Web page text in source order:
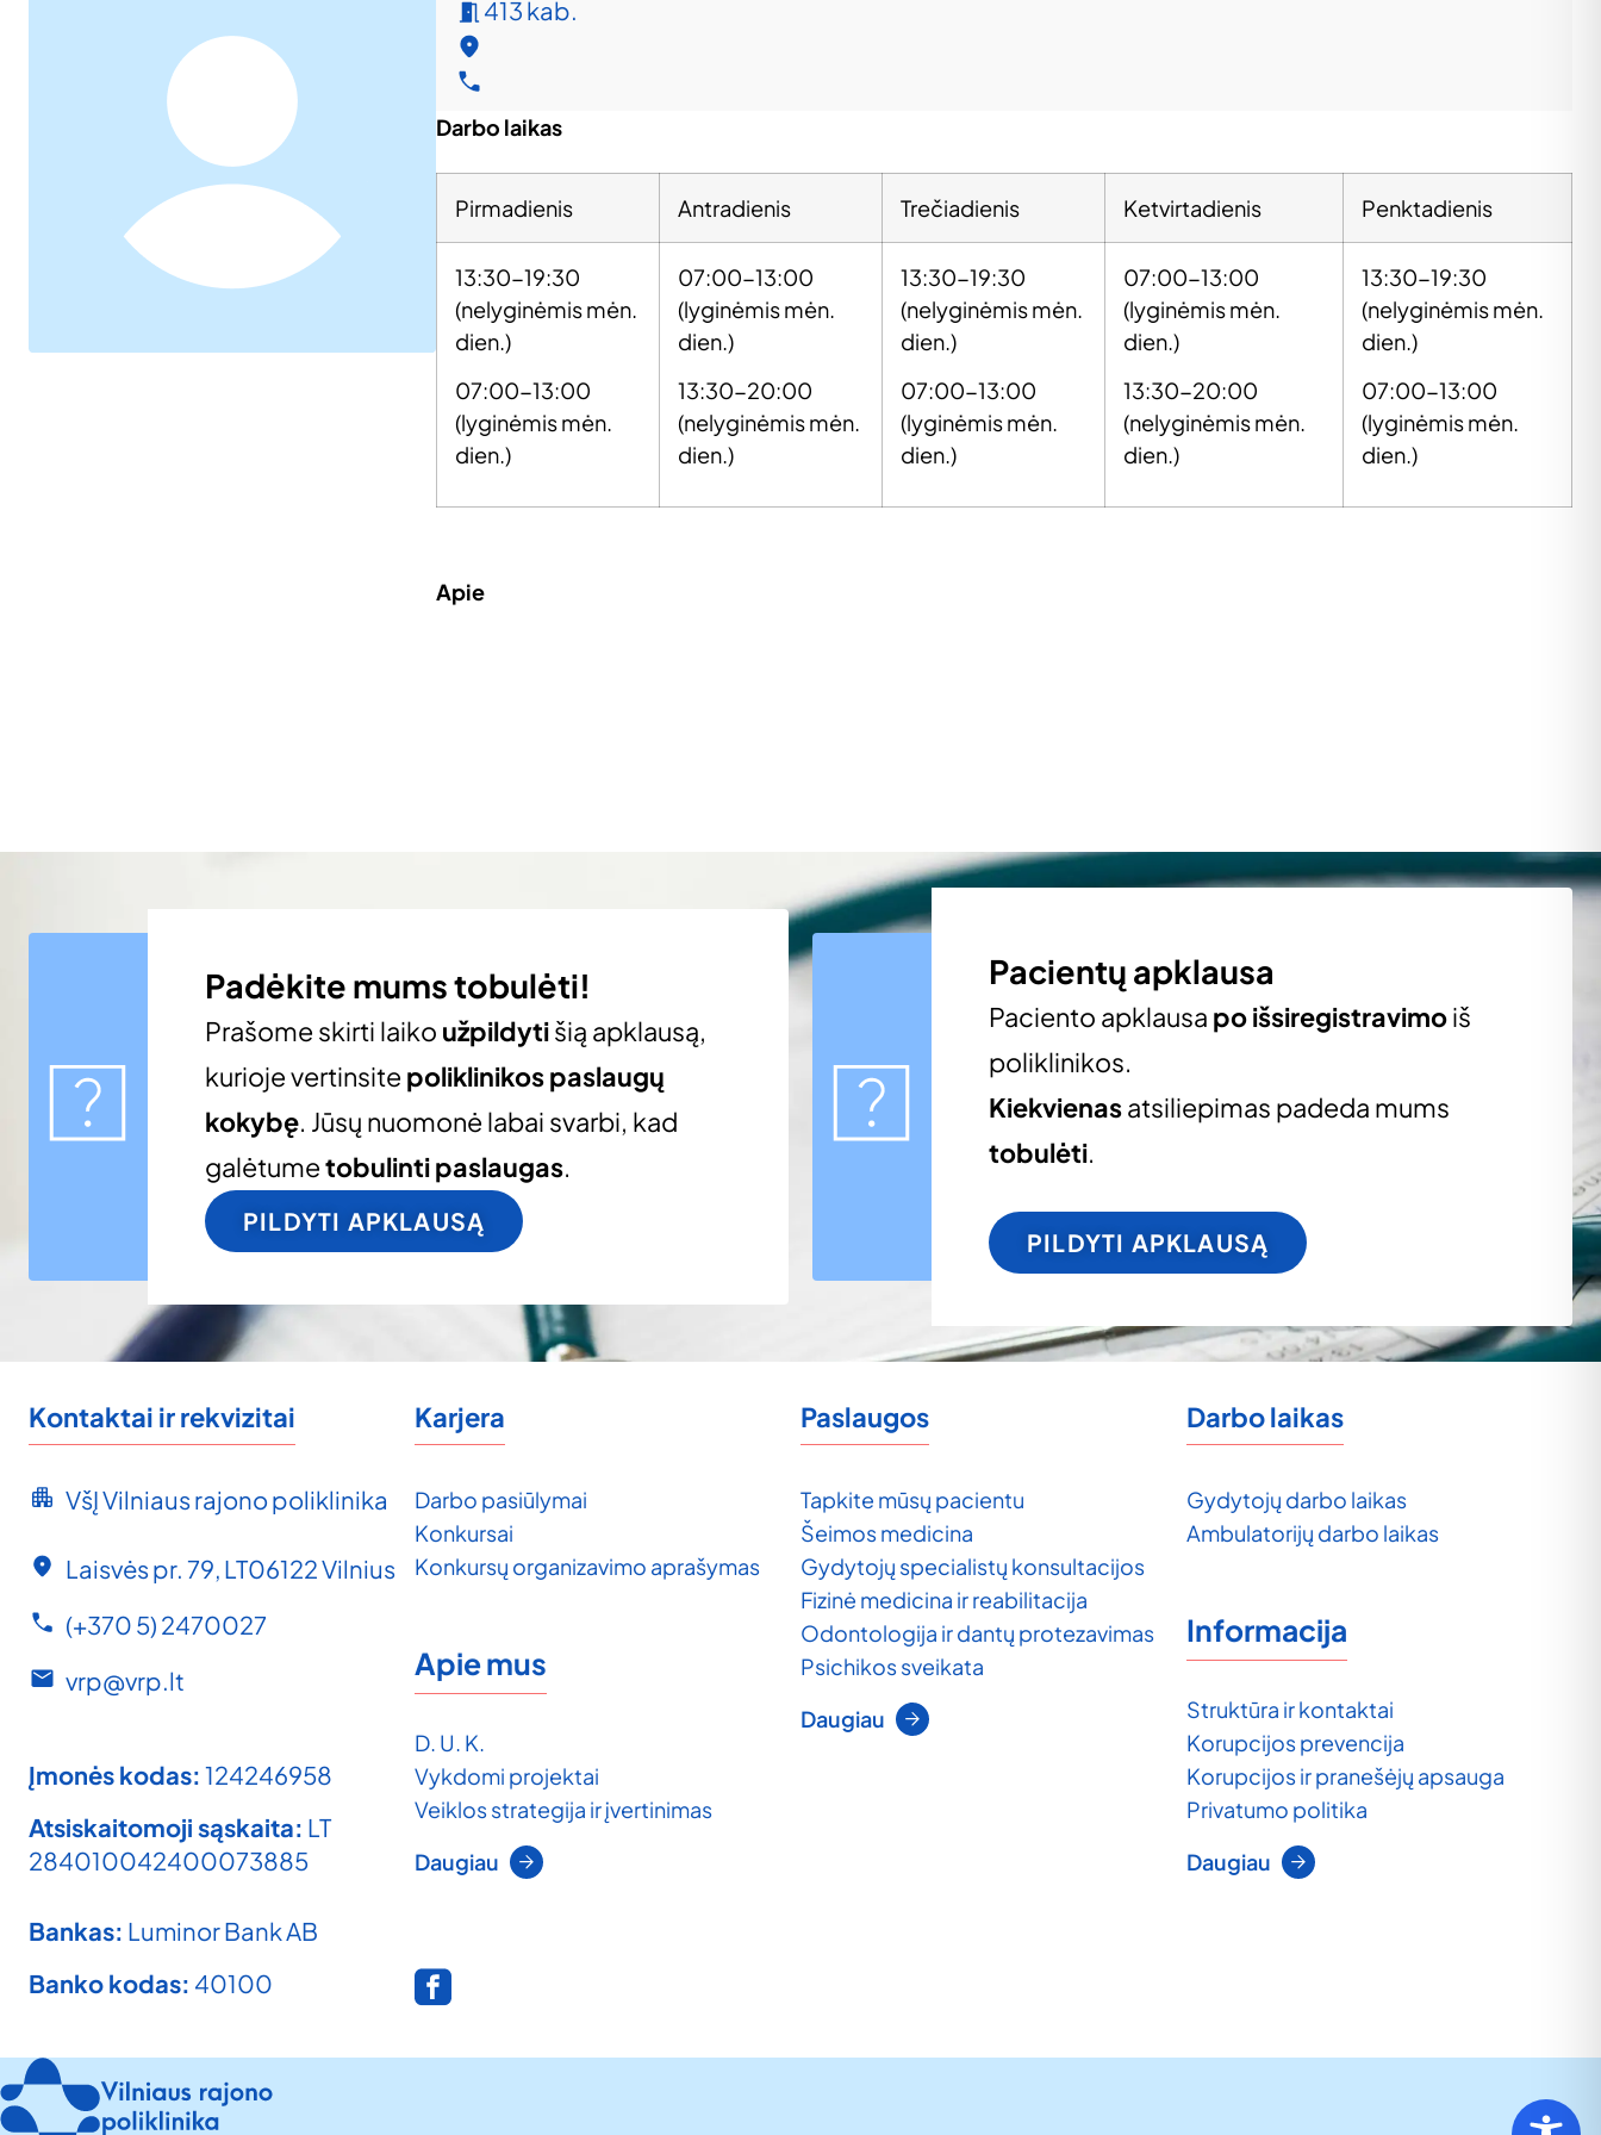
413 kab.
Darbo laikas
Pirmadienis Antradienis Trečiadienis Ketvirtadienis Penktadienis
13:30-19:30
(nelyginėmis mėn.
dien.)
07:00-13:00
(lyginėmis mėn.
dien.)
07:00-13:00
(lyginėmis mėn.
dien.)
13:30-20:00
(nelyginėmis mėn.
dien.)
13:30-19:30
(nelyginėmis mėn.
dien.)
07:00-13:00
(lyginėmis mėn.
dien.)
07:00-13:00
(lyginėmis mėn.
dien.)
13:30-20:00
(nelyginėmis mėn.
dien.)
13:30-19:30
(nelyginėmis mėn.
dien.)
07:00-13:00
(lyginėmis mėn.
dien.)
Apie
Padėkite mums tobulėti!
Prašome skirti laiko užpildytišią apklausą,
kurioje vertinsite poliklinikos paslaugų
kokybę. Jūsų nuomonė labai svarbi, kad
galėtumetobulinti paslaugas.
PILDYTI APKLAUSĄ
Pacientų apklausa
Paciento apklausa po išsiregistravimoiš
poliklinikos.
Kiekvienasatsiliepimas padeda mums
tobulėti.
PILDYTI APKLAUSĄ
Kontaktai ir rekvizitai
VšĮ Vilniaus rajono poliklinika
Laisvės pr. 79, LT06122 Vilnius
(+370 5) 2470027
vrp@vrp.lt
Įmonės kodas: 124246958
Atsiskaitomoji sąskaita: LT
284010042400073885
Bankas: Luminor Bank AB
Banko kodas: 40100
Karjera
Darbo pasiūlymai
Konkursai
Konkursų organizavimo aprašymas
Apie mus
D. U. K.
Vykdomi projektai
Veiklos strategija ir įvertinimas
Daugiau
Paslaugos
Tapkite mūsų pacientu
Šeimos medicina
Gydytojų specialistų konsultacijos
Fizinė medicina ir reabilitacija
Odontologija ir dantų protezavimas
Psichikos sveikata
Daugiau
Darbo laikas
Gydytojų darbo laikas
Ambulatorijų darbo laikas
Informacija
Struktūra ir kontaktai
Korupcijos prevencija
Korupcijos ir pranešėjų apsauga
Privatumo politika
Daugiau